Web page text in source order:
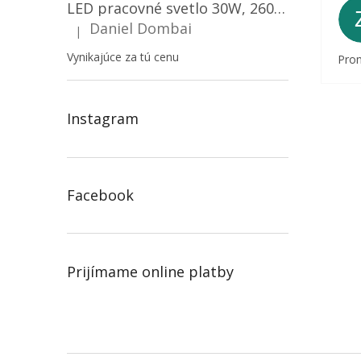
LED pracovné svetlo 30W, 2600LM, 12V/24V, IP67/2-PACK! [LB0087]
Hodnotenie produktu je 5 z 5 hviezdičiek.
| Daniel Dombai
Vynikajúce za tú cenu
Instagram
Facebook
Prijímame online platby